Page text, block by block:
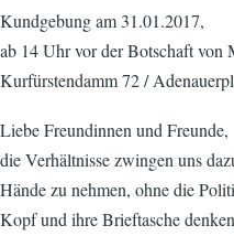
Kundgebung am 31.01.2017,
ab 14 Uhr vor der Botschaft von
Kurfürstendamm 72 /
Liebe Freundinnen und Freunde,
die Verhältnisse zwingen uns
Hände zu nehmen, ohne die
Kopf und ihre Brieftasche